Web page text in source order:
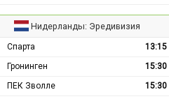
Нидерланды: Эредивизия
Спарта 13:15
Гронинген
15:30
ПЕК Зволле
15:30